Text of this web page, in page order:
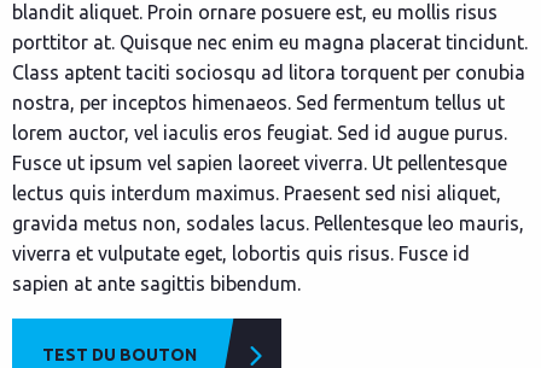
blandit aliquet. Proin ornare posuere est, eu mollis risus
porttitor at. Quisque nec enim eu magna placerat tincidunt.
Class aptent taciti sociosqu ad litora torquent per conubia
nostra, per inceptos himenaeos. Sed fermentum tellus ut
lorem auctor, vel iaculis eros feugiat. Sed id augue purus.
Fusce ut ipsum vel sapien laoreet viverra. Ut pellentesque
lectus quis interdum maximus. Praesent sed nisi aliquet,
gravida metus non, sodales lacus. Pellentesque leo mauris,
viverra et vulputate eget, lobortis quis risus. Fusce id
sapien at ante sagittis bibendum.
TEST DU BOUTON